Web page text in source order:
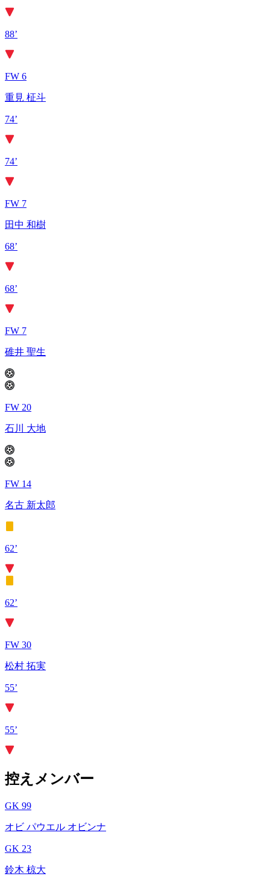
88’
FW 6
重見 柾斗
74’
74’
FW 7
田中 和樹
68’
68’
FW 7
碓井 聖生
FW 20
石川 大地
FW 14
名古 新太郎
62’
62’
FW 30
松村 拓実
55’
55’
控えメンバー
GK 99
オビ パウエル オビンナ
GK 23
鈴木 椋大